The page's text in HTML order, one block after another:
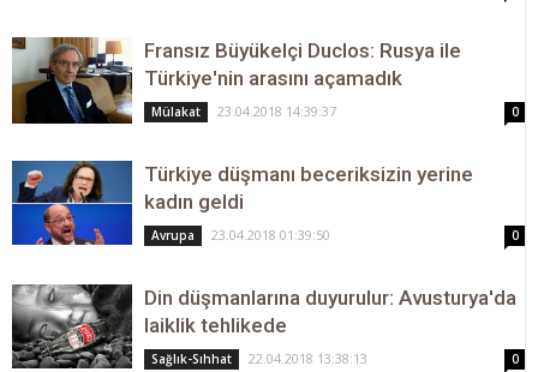
Fransız Büyükelçi Duclos: Rusya ile
Türkiye'nin arasını açamadık
Mülakat 23.04.2018 14:39:37 0
Türkiye düşmanı beceriksizin yerine
kadın geldi
Avrupa 23.04.2018 01:39:50 0
Din düşmanlarına duyurulur: Avusturya'da
laiklik tehlikede
Sağlık-Sıhhat 22.04.2018 13:38:13 0